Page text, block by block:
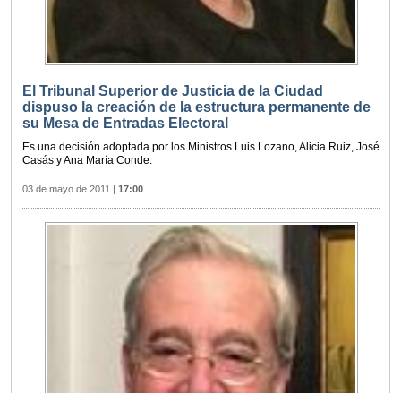
El Tribunal Superior de Justicia de la Ciudad
dispuso la creación de la estructura permanente de
su Mesa de Entradas Electoral
Es una decisión adoptada por los Ministros Luis Lozano, Alicia Ruiz, José
Casás y Ana María Conde.
03 de mayo de 2011 | 17:00